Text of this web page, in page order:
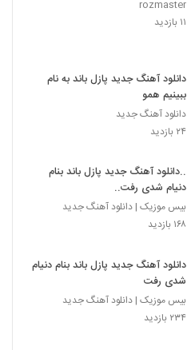
rozmaster
۱۱ بازدید
دانلود آهنگ جدید پازل باند به نام
ببینیم همو
دانلود آهنگ جدید
۲۴ بازدید
..دانلود آهنگ جدید پازل باند بنام
دنیام شدی رفت..
بیس موزیک | دانلود آهنگ جدید
۱۶۸ بازدید
دانلود آهنگ جدید پازل باند بنام دنیام
شدی رفت
بیس موزیک | دانلود آهنگ جدید
۲۳۴ بازدید